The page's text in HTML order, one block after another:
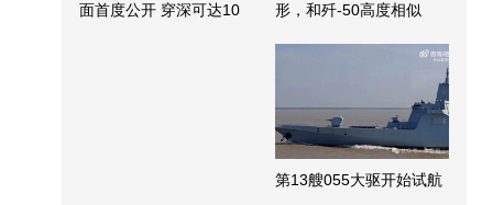
面首度公开 穿深可达10
形，和歼-50高度相似
第13艘055大驱开始试航